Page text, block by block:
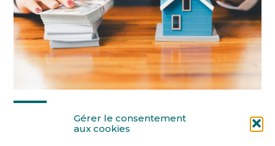
Gérer le consentement
aux cookies